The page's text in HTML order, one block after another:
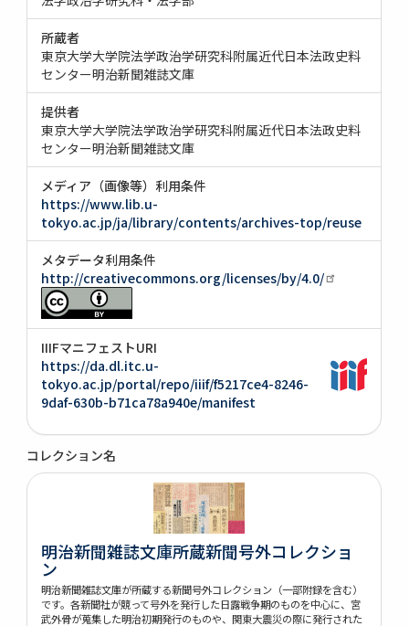
所蔵者
東京大学大学院法学政治学研究科附属近代日本法政史料
センター明治新聞雑誌文庫
提供者
東京大学大学院法学政治学研究科附属近代日本法政史料
センター明治新聞雑誌文庫
メディア（画像等）利用条件
https://www.lib.u-
tokyo.ac.jp/ja/library/contents/archives-top/reuse
メタデータ利用条件
http://creativecommons.org/licenses/by/4.0/
IIIFマニフェストURI
https://da.dl.itc.u-
tokyo.ac.jp/portal/repo/iiif/f5217ce4-8246-
9daf-630b-b71ca78a940e/manifest
コレクション名
明治新聞雑誌文庫所蔵新聞号外コレクショ
ン
明治新聞雑誌文庫が所蔵する新聞号外コレクション（一部附録を含む）
です。各新聞社が競って号外を発行した日露戦争期のものを中心に、宮
武外骨が蒐集した明治初期発行のものや、関東大震災の際に発行された